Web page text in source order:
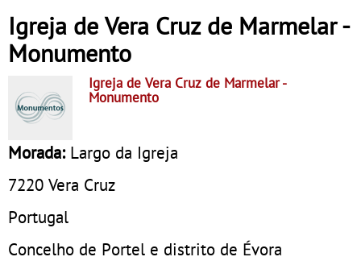
Igreja de Vera Cruz de Marmelar -
Monumento
Igreja de Vera Cruz de Marmelar-
Monumento
Morada: Largo da Igreja
7220 Vera Cruz
Portugal
Concelho de Portel e distrito de Évora